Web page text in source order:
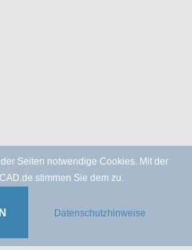
Seiten notwendige Cookies. Mit der
stimmen Sie dem zu.
Datenschutzhinweise